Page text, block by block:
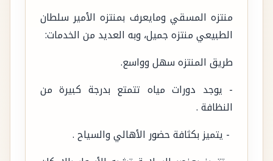
منتزه المسقي ومايعرف بمنتزه الأمير سلطان
الطبيعي منتزه جميل، وبه العديد من الخدمات:
طريق المنتزه سهل وواسع.
- يوجد دورات مياه تتمتع بدرجة كبيرة من
النظافة .
- يتميز بكثافة حضور الأهالي والسياح .